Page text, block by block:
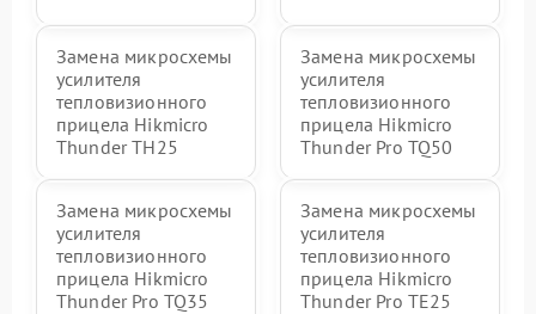
Замена микросхемы
усилителя
тепловизионного
прицела Hikmicro
Thunder TH25
Замена микросхемы
усилителя
тепловизионного
прицела Hikmicro
Thunder Pro TQ50
Замена микросхемы
усилителя
тепловизионного
прицела Hikmicro
Thunder Pro TQ35
Замена микросхемы
усилителя
тепловизионного
прицела Hikmicro
Thunder Pro TE25